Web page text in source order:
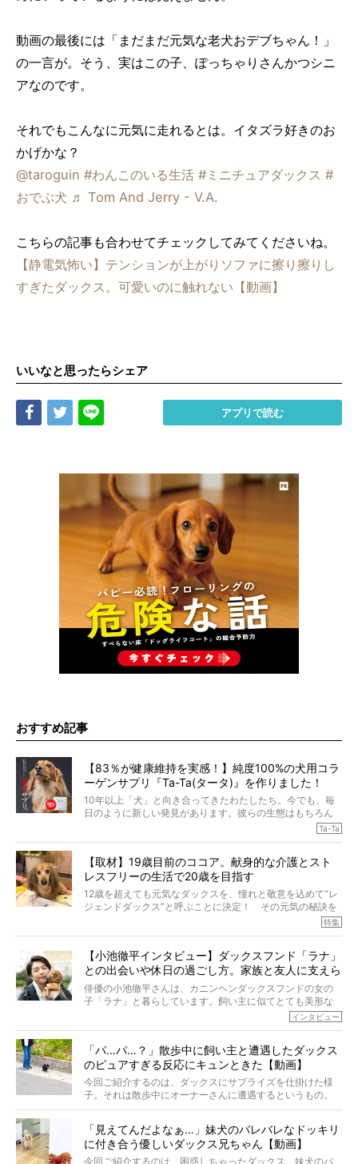
動画の最後には「まだまだ元気な老犬おデブちゃん！」
の一言が。そう、実はこの子、ぽっちゃりさんかつシニ
アなのです。
それでもこんなに元気に走れるとは。イタズラ好きのお
かげかな？
@taroguin #わんこのいる生活 #ミニチュアダックス #
おでぶ犬 ♬ Tom And Jerry - V.A.
こちらの記事も合わせてチェックしてみてくださいね。
【静電気怖い】テンションが上がりソファに擦り擦りし
すぎたダックス。可愛いのに触れない【動画】
いいなと思ったらシェア
Share Tweet アプリで読む
おすすめ記事
【83％が健康維持を実感！】純度100%の犬用コラ
ーゲンサプリ『Ta-Ta(タータ)』を作りました！
10年以上「犬」と向き合ってきたわたしたち。今でも、毎
日のように新しい発見があります。彼らの生態はもちろん
のこと、「食事」に関することも同じです。昔の犬は25年
代の犬の食事は“ある重要な栄養”が不足しがちになっている
というのです。
それを効率よくおぎなってくれるのが、コラーゲン！ そ
こでわたしたちは、純度100%の犬用コラーゲンサプリ
『Ta-Ta(タータ)』を作りました！
愛犬家の83％が「健康維持を実感した」と評判のTa-Ta(タ
か届きますように。
Ta-Ta
【取材】19歳目前のココア。献身的な介護とスト
レスフリーの生活で20歳を目指す
12歳を超えても元気なダックスを、憧れと敬意を込めて“レ
ジェンドダックス”と呼ぶことに決定！ その元気の秘訣を
オーナーさんに伺うのが、特集『レジェンドダックスの肖
く」というオーナーさんのポリシーのもと、甘やかさずに
育てられ、18歳になるまで定期検査すらしたことがなかっ
たというココアくん。果たしてその長生きの秘訣とは。
特集
【小池徹平インタビュー】ダックスフンド「ラナ」
との出会いや休日の過ごし方。家族と友人に支えら
れてー
俳優の小池徹平さんは、カニンヘンダックスフンドの女の
子「ラナ」と暮らしています。飼い主に似てとても美形な
ラナは、現在８才。小池さんのインスタグラムでは、ラナ
ケメンから愛されているラナは、去年の誕生日に小池さん
からプレゼントしてもらったハーネスをつけて撮影に参加
してくれました。
インタビュー
「パ…パ…？」散歩中に飼い主と遭遇したダックス
のピュアすぎる反応にキュンときた【動画】
今回ご紹介するのは、ダックスにサプライズを仕掛けた様
子。それは散歩中にオーナーさんに遭遇するというもの。
戸惑って歩きを止めたり、すぐに気付いて追いかけたり、
「見えてんだよなぁ…」妹犬のバレバレなドッキリ
に付き合う優しいダックス兄ちゃん【動画】
今回ご紹介するのは、困惑しちゃったダックス。妹犬のバ